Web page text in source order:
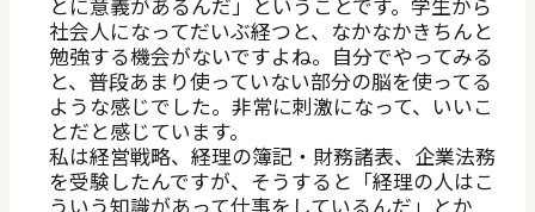
社会人になってだいぶ経つと、なかなかきちんと
勉強する機会がないですよね。自分でやってみる
と、普段あまり使っていない部分の脳を使ってる
ような感じでした。非常に刺激になって、いいこ
とだと感じています。
私は経営戦略、経理の簿記・財務諸表、企業法務
を受験したんですが、そうすると「経理の人はこ
ういう知識があって仕事をしているんだ」とか